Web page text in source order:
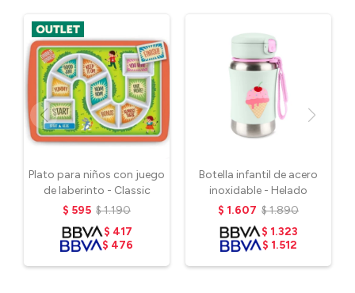
Plato para niños con juego
de laberinto - Classic
$ 595 $1.190
$ 417
$ 476
Botella infantil de acero
inoxidable - Helado
$ 1.607 $1.890
$ 1.323
$ 1.512